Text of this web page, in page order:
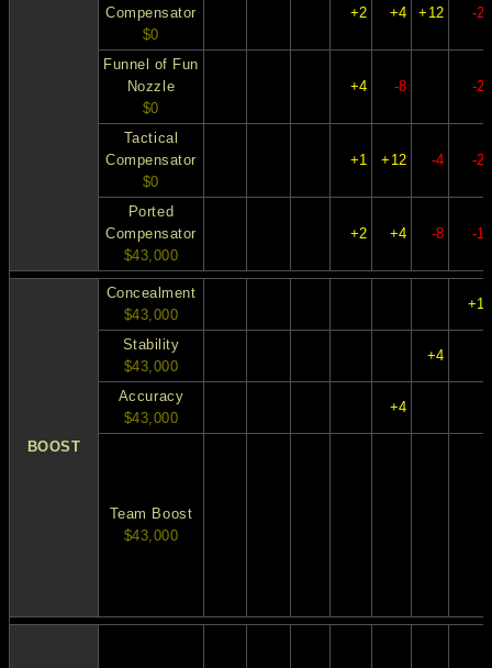
Compensator
$0
+2 +4 +12 -2
Funnel of Fun
Nozzle
$0
+4 -8 -2
Tactical
Compensator
$0
+1 +12 -4 -2
Ported
Compensator
$43,000
+2 +4 -8 -1
BOOST
Concealment
$43,000
+1
Stability
$43,000
+4
Accuracy
$43,000
+4
Team Boost
$43,000